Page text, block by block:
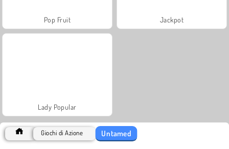
Pop Fruit Jackpot
Lady Popular
Giochi di Azione Untamed